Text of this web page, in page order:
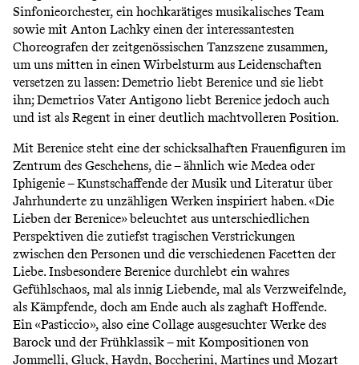
Sinfonieorchester, ein hochkarätiges musikalisches Team
sowie mit Anton Lachky einen der interessantesten
Choreografen der zeitgenössischen Tanzszene zusammen,
um uns mitten in einen Wirbelsturm aus Leidenschaften
versetzen zu lassen: Demetrio liebt Berenice und sie liebt
ihn; Demetrios Vater Antigono liebt Berenice jedoch auch
und ist als Regent in einer deutlich machtvolleren Position.
Mit Berenice steht eine der schicksalhaften Frauenfiguren im
Zentrum des Geschehens, die – ähnlich wie Medea oder
Iphigenie – Kunstschaffende der Musik und Literatur über
Jahrhunderte zu unzähligen Werken inspiriert haben. «Die
Lieben der Berenice» beleuchtet aus unterschiedlichen
Perspektiven die zutiefst tragischen Verstrickungen
zwischen den Personen und die verschiedenen Facetten der
Liebe. Insbesondere Berenice durchlebt ein wahres
Gefühlschaos, mal als innig Liebende, mal als Verzweifelnde,
als Kämpfende, doch am Ende auch als zaghaft Hoffende.
Ein «Pasticcio», also eine Collage ausgesuchter Werke des
Barock und der Frühklassik – mit Kompositionen von
Jommelli, Gluck, Haydn, Boccherini, Martines und Mozart